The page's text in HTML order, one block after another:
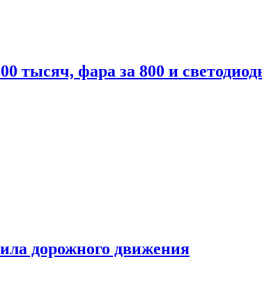
тысяч, фара за 800 и
дорожного движения